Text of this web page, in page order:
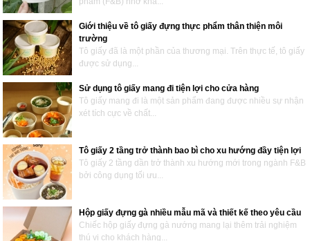
Giới thiệu về tô giấy đựng thực phẩm thân thiện môi
trường
Tô giấy đã là một phần của thương mại. Trên thực tế, tô giấy
được sử dụng...
Sử dụng tô giấy mang đi tiện lợi cho cửa hàng
Tô giấy mang đi là một sản phẩm đang được nhiều sự nhận
xét tích cực về chất...
Tô giấy 2 tầng trở thành bao bì cho xu hướng đầy tiện lợi
Tô giấy 2 tầng dần trở thành xu hướng mới trong ngành F&B
bởi công dụng tối ưu...
Hộp giấy đựng gà nhiều mẫu mã và thiết kế theo yêu cầu
Chiếc hộp giấy đựng gà nướng mang lại thêm trải nghiệm
thú vị cho khách hàng...